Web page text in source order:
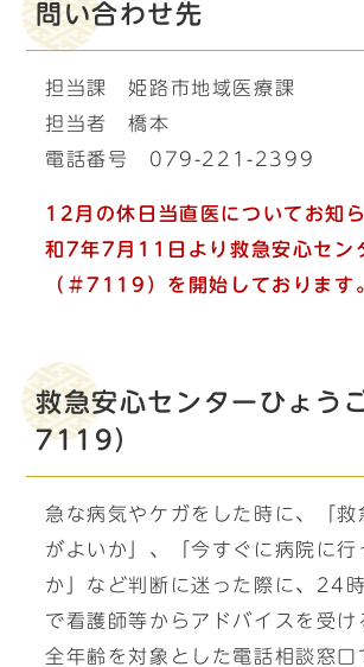
問い合わせ先
担当課 姫路市地域医療課
担当者 橋本
電話番号 079-221-2399
12月の休日当直医についてお知
和7年7月11日より救急安心セン
（＃7119）を開始しております
救急安心センターひょう
7119）
急な病気やケガをした時に、「救
がよいか」、「今すぐに病院に行
か」など判断に迷った際に、24
で看護師等からアドバイスを受け
全年齢を対象とした電話相談窓口